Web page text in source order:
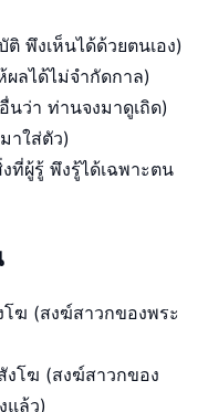
พึงเห็นได้ด้วยตนเอง)
ลได้ไม่จำกัดกาล)
นว่า ท่านจงมาดูเถิด)
าใส่ตัว)
ที่ผู้รู้ พึงรู้ได้เฉพาะตน
ฆ (สงฆ์สาวกของพระ
โฆ (สงฆ์สาวกของ
แล้ว)